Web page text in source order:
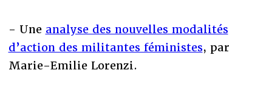
- Une analyse des nouvelles modalités
d’action des militantes féministes, par
Marie-Emilie Lorenzi.